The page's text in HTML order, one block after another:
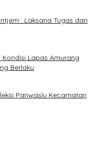
: Laksana Tugas dan
Lapas Amurang
Berlaku
Panwaslu Kecamatan